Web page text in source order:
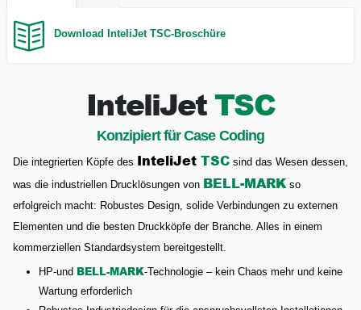
Download InteliJet TSC-Broschüre
InteliJetTSC
Konzipiert für Case Coding
Die integrierten Köpfe des InteliJet TSC sind das Wesen dessen,
was die industriellen Drucklösungen von BELL-MARK so
erfolgreich macht: Robustes Design, solide Verbindungen zu externen
Elementen und die besten Druckköpfe der Branche. Alles in einem
kommerziellen Standardsystem bereitgestellt.
HP-und BELL-MARK-Technologie – kein Chaos mehr und keine
Wartung erforderlich